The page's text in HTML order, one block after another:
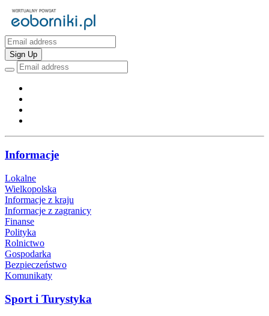
Sign Up
Informacje
Lokalne
Wielkopolska
Informacje z kraju
Informacje z zagranicy
Finanse
Polityka
Rolnictwo
Gospodarka
Bezpieczeństwo
Komunikaty
Sport i Turystyka